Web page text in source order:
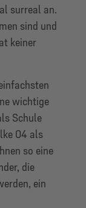
surreal an.
sind und
keiner
wichtige
Schule
04 als
so eine
die
ein